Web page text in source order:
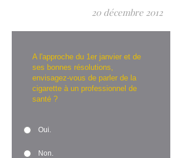
20 décembre 2012
A l'approche du 1er janvier et de
ses bonnes résolutions,
envisagez-vous de parler de la
cigarette à un professionnel de
santé ?
Oui.
Non.